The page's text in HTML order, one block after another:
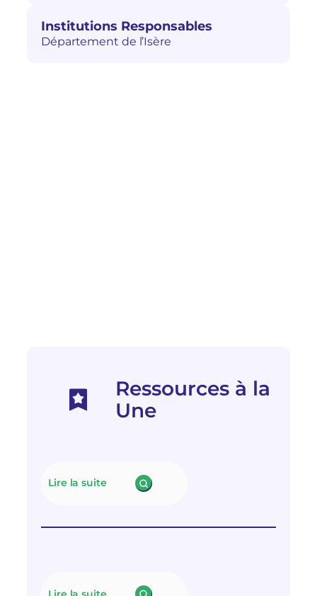
Institutions Responsables
Département de l’Isère
Ressources à la
Une
Lire la suite
l